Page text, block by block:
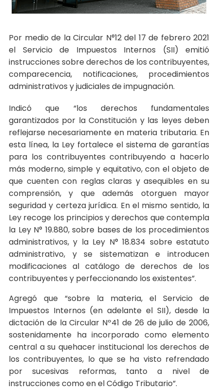
Por medio de la Circular N°12 del 17 de febrero 2021
el Servicio de Impuestos Internos (SII) emitió
instrucciones sobre derechos de los contribuyentes,
comparecencia, notificaciones, procedimientos
administrativos y judiciales de impugnación.
Indicó que “los derechos fundamentales
garantizados por la Constitución y las leyes deben
reflejarse necesariamente en materia tributaria. En
esta línea, la Ley fortalece el sistema de garantías
para los contribuyentes contribuyendo a hacerlo
más moderno, simple y equitativo, con el objeto de
que cuenten con reglas claras y asequibles en su
comprensión, y que además otorguen mayor
seguridad y certeza jurídica. En el mismo sentido, la
Ley recoge los principios y derechos que contempla
la Ley N° 19.880, sobre bases de los procedimientos
administrativos, y la Ley N° 18.834 sobre estatuto
administrativo, y se sistematizan e introducen
modificaciones al catálogo de derechos de los
contribuyentes y perfeccionando los existentes”.
Agregó que “sobre la materia, el Servicio de
Impuestos Internos (en adelante el SII), desde la
dictación de la Circular Nº41 de 26 de julio de 2006,
sostenidamente ha incorporado como elemento
central a su quehacer institucional los derechos de
los contribuyentes, lo que se ha visto refrendado
por sucesivas reformas, tanto a nivel de
instrucciones como en el Código Tributario”.